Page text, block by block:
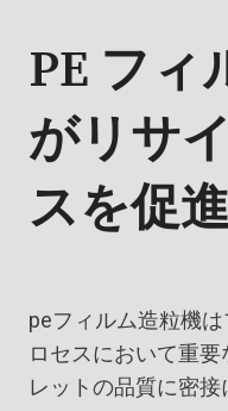
PE フィ
がリサ
スを促
peフィルム造粒機
ロセスにおいて重
レットの品質に密接